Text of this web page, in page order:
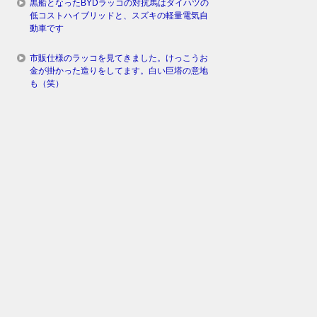
黒船となったBYDラッコの対抗馬はダイハツの
低コストハイブリッドと、スズキの軽量電気自
動車です
市販仕様のラッコを見てきました。けっこうお
金が掛かった造りをしてます。白い巨塔の意地
も（笑）